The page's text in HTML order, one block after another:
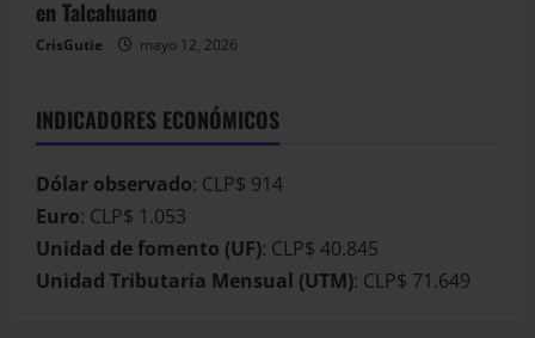
en Talcahuano
CrisGutie mayo 12, 2026
INDICADORES ECONÓMICOS
Dólar observado: CLP$ 914
Euro: CLP$ 1.053
Unidad de fomento (UF): CLP$ 40.845
Unidad Tributaria Mensual (UTM): CLP$ 71.649